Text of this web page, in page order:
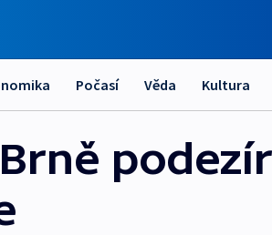
Počasí Věda Kultura